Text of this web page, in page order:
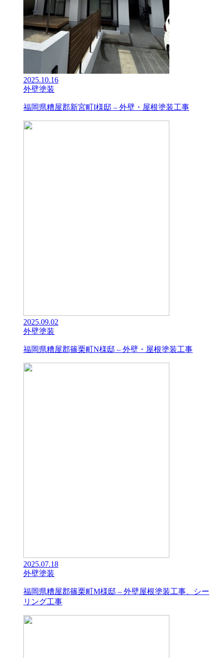
2025.10.16
外壁塗装
福岡県糟屋郡新宮町I様邸 – 外壁・屋根塗装工事
2025.09.02
外壁塗装
福岡県糟屋郡篠栗町N様邸 – 外壁・屋根塗装工事
2025.07.18
外壁塗装
福岡県糟屋郡篠栗町M様邸 – 外壁屋根塗装工事、シー
リング工事